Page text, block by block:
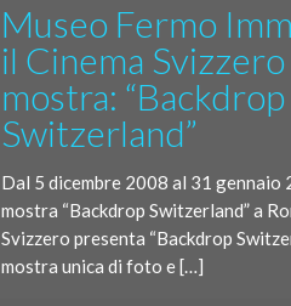
Museo Fermo
il Cinema Svizzero
mostra: “Backdrop
Switzerland”
Dal 5 dicembre 2008 al 31 gennaio
mostra “Backdrop Switzerland” a
Svizzero presenta “Backdrop
mostra unica di foto e […]